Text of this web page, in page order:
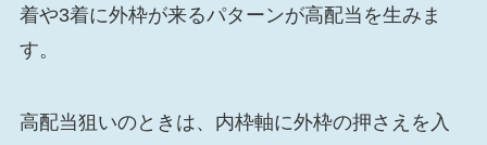
着や3着に外枠が来るパターンが高配当を生みま
す。
高配当狙いのときは、内枠軸に外枠の押さえを入